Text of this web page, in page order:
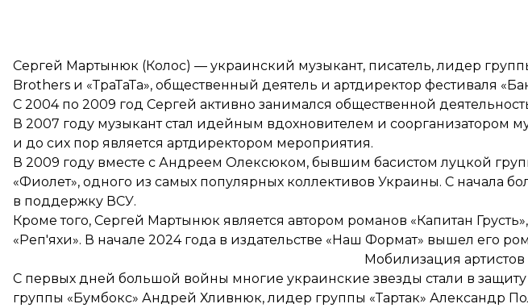
Сергей Мартынюк (Колос) — украинский музыкант, писатель, лидер
Brothers и «ТраТаТа», общественный деятель и артдиректор фестиваля
С 2004 по 2009 год Сергей активно занимался общественной
В 2007 году музыкант стал идейным вдохновителем и соорганизатором
и до сих пор является артдиректором мероприятия.
В 2009 году вместе с Андреем Олексюком, бывшим басистом луцкой
«Фиолет», одного из самых популярных коллективов Украины. С начала
в поддержку ВСУ.
Кроме того, Сергей Мартынюк является автором романов «Капитан
«Реп'яхи». В начале 2024 года в издательстве «Наш Формат» вышел его
Мобилизация артистов
С первых дней большой войны многие украинские звезды стали в защиту
группы «Бумбокс» Андрей Хливнюк, лидер группы «Тартак» Александр